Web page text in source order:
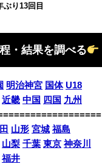
13回目
・結果を調べる
明治神宮 国体 U18
近畿 中国 四国 九州
山形 宮城 福島
山梨 千葉 東京 神奈川
福井